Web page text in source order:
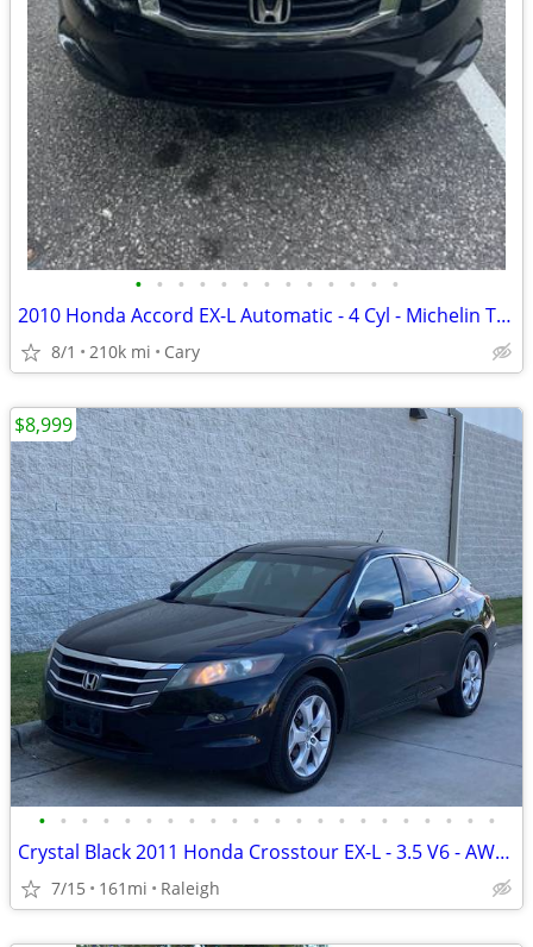
• • • • • • • • • • • • •
2010 Honda Accord EX-L Automatic - 4 Cyl - Michelin Tires
8/1 210k mi Cary
• • • • • • • • • • • • • • • • • • • • • •
Crystal Black 2011 Honda Crosstour EX-L - 3.5 V6 - AWD - Records
7/15 161mi Raleigh
$8,999